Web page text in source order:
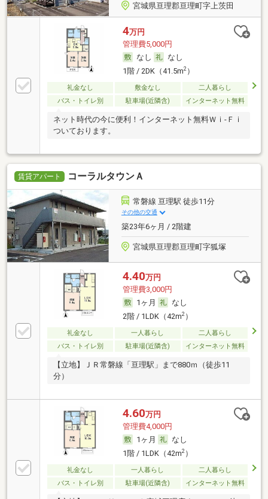
宮城県亘理郡亘理町字上茨田
4万円
管理費5,000円
なし
なし
1階 / 2DK（41.5m2）
礼金なし 敷金なし
二人暮らし
バス・トイレ別
駐車場(近隣含) インターネット無料
ネット時代の今に便利！インターネット無料Ｗｉ-Ｆｉ
ついております。
賃貸アパート コーラルタウンＡ
常磐線 亘理駅 徒歩11分
その他の交通
築23年6ヶ月 / 2階建
宮城県亘理郡亘理町字狐塚
4.40万円
管理費3,000円
1ヶ月
なし
2階 / 1LDK（42m2）
礼金なし 一人暮らし
二人暮らし
バス・トイレ別
駐車場(近隣含) インターネット無料
【立地】ＪＲ常磐線「亘理駅」まで880ｍ（徒歩11
分）
4.60万円
管理費4,000円
1ヶ月
なし
1階 / 1LDK（42m2）
礼金なし 一人暮らし
二人暮らし
バス・トイレ別
駐車場(近隣含) インターネット無料